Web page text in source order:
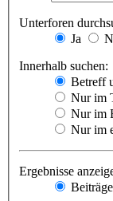
Unterforen
Ja
Innerhalb suchen:
Betreff
Nur im
Nur im
Nur im
Ergebnisse
Beiträge